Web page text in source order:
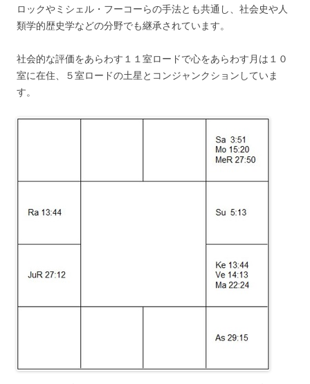
ロックやミシェル・フーコーらの手法とも共通し、社会史や人
類学的歴史学などの分野でも継承されています。
社会的な評価をあらわす１１室ロードで心をあらわす月は１０
室に在住、５室ロードの土星とコンジャンクションしていま
す。